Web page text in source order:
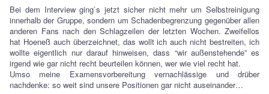
Bei dem Interview ging`s jetzt sicher nicht mehr um Selbstreinigung
innerhalb der Gruppe, sondern um Schadenbegrenzung gegenüber allen
anderen Fans nach den Schlagzeilen der letzten Wochen. Zweifellos
hat Hoeneß auch überzeichnet, das wollt ich auch nicht bestreiten, ich
wollte eigentlich nur darauf hinweisen, dass “wir außenstehende” es
irgend wie gar nicht recht beurteilen können, wer wie viel recht hat.
Umso meine Examensvorbereitung vernachlässige und drüber
nachdenke: so weit sind unsere Positionen gar nicht auseinander…